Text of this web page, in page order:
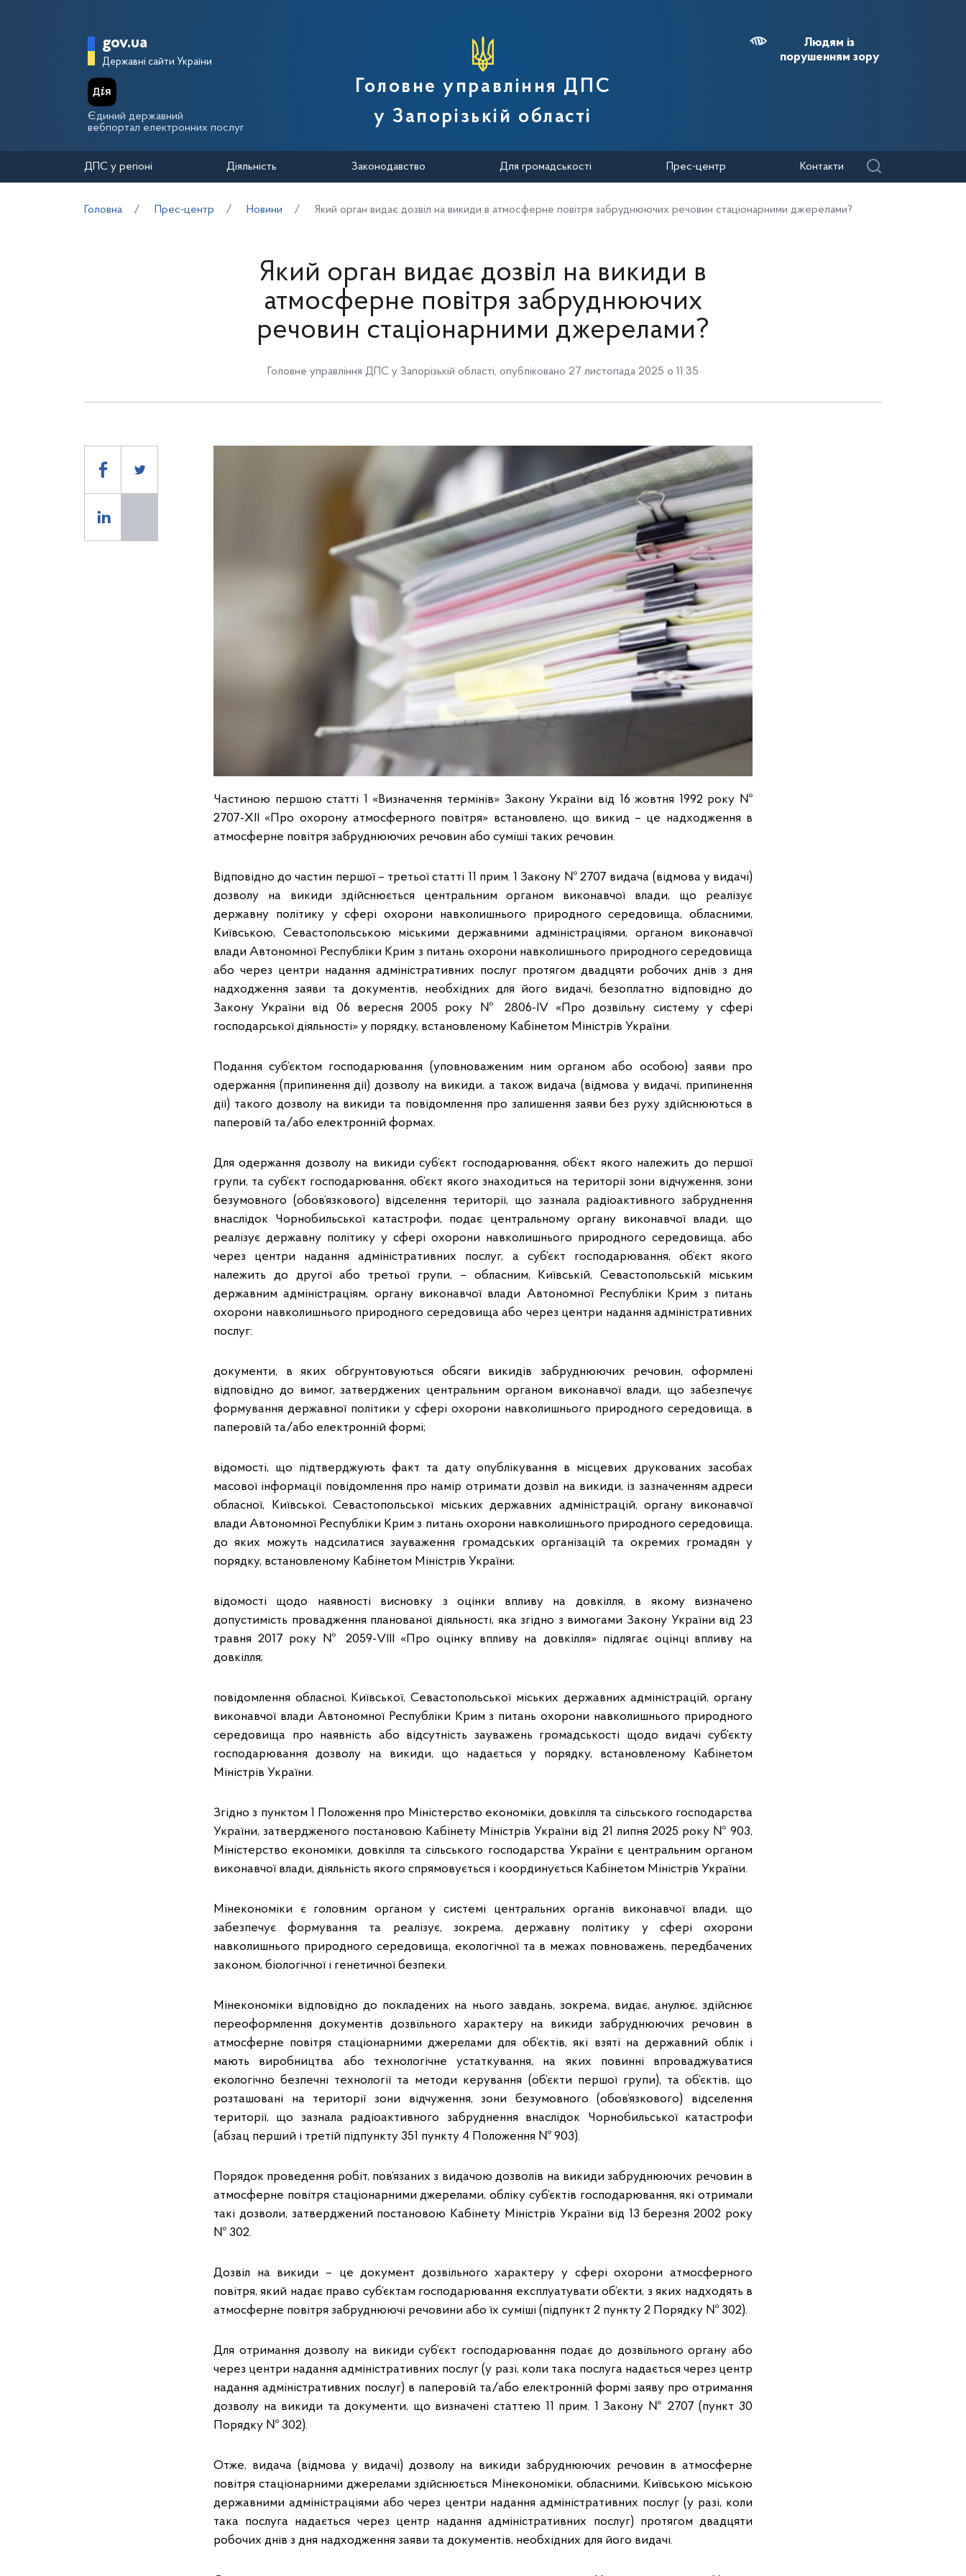
Головна сторінка Державної податкової служби України
gov.ua
Державні сайти України
Єдиний державний
вебпортал електронних послуг
Головне управління ДПС
у Запорізькій області
Людям із
порушенням зору
ДПС у регіоні Діяльність Законодавство Для громадськості Прес-центр Контакти
Головна Прес-центр Новини Який орган видає дозвіл на викиди в атмосферне повітря забруднюючих речовин стаціонарними джерелами?
Який орган видає дозвіл на викиди в
атмосферне повітря забруднюючих
речовин стаціонарними джерелами?
Головне управління ДПС у Запорізькій області, опубліковано 27 листопада 2025 о 11:35
Частиною першою статті 1 «Визначення термінів» Закону України від 16 жовтня 1992 року №
2707-ХІІ «Про охорону атмосферного повітря» встановлено, що викид – це надходження в
атмосферне повітря забруднюючих речовин або суміші таких речовин.
Відповідно до частин першої – третьої статті 11 прим. 1 Закону № 2707 видача (відмова у видачі)
дозволу на викиди здійснюється центральним органом виконавчої влади, що реалізує
державну політику у сфері охорони навколишнього природного середовища, обласними,
Київською, Севастопольською міськими державними адміністраціями, органом виконавчої
влади Автономної Республіки Крим з питань охорони навколишнього природного середовища
або через центри надання адміністративних послуг протягом двадцяти робочих днів з дня
надходження заяви та документів, необхідних для його видачі, безоплатно відповідно до
Закону України від 06 вересня 2005 року № 2806-IV «Про дозвільну систему у сфері
господарської діяльності» у порядку, встановленому Кабінетом Міністрів України.
Подання суб’єктом господарювання (уповноваженим ним органом або особою) заяви про
одержання (припинення дії) дозволу на викиди, а також видача (відмова у видачі, припинення
дії) такого дозволу на викиди та повідомлення про залишення заяви без руху здійснюються в
паперовій та/або електронній формах.
Для одержання дозволу на викиди суб’єкт господарювання, об’єкт якого належить до першої
групи, та суб’єкт господарювання, об’єкт якого знаходиться на території зони відчуження, зони
безумовного (обов’язкового) відселення території, що зазнала радіоактивного забруднення
внаслідок Чорнобильської катастрофи, подає центральному органу виконавчої влади, що
реалізує державну політику у сфері охорони навколишнього природного середовища, або
через центри надання адміністративних послуг, а суб’єкт господарювання, об’єкт якого
належить до другої або третьої групи, – обласним, Київській, Севастопольській міським
державним адміністраціям, органу виконавчої влади Автономної Республіки Крим з питань
охорони навколишнього природного середовища або через центри надання адміністративних
послуг:
документи, в яких обґрунтовуються обсяги викидів забруднюючих речовин, оформлені
відповідно до вимог, затверджених центральним органом виконавчої влади, що забезпечує
формування державної політики у сфері охорони навколишнього природного середовища, в
паперовій та/або електронній формі;
відомості, що підтверджують факт та дату опублікування в місцевих друкованих засобах
масової інформації повідомлення про намір отримати дозвіл на викиди, із зазначенням адреси
обласної, Київської, Севастопольської міських державних адміністрацій, органу виконавчої
влади Автономної Республіки Крим з питань охорони навколишнього природного середовища,
до яких можуть надсилатися зауваження громадських організацій та окремих громадян у
порядку, встановленому Кабінетом Міністрів України;
відомості щодо наявності висновку з оцінки впливу на довкілля, в якому визначено
допустимість провадження планованої діяльності, яка згідно з вимогами Закону України від 23
травня 2017 року № 2059-VIII «Про оцінку впливу на довкілля» підлягає оцінці впливу на
довкілля;
повідомлення обласної, Київської, Севастопольської міських державних адміністрацій, органу
виконавчої влади Автономної Республіки Крим з питань охорони навколишнього природного
середовища про наявність або відсутність зауважень громадськості щодо видачі суб’єкту
господарювання дозволу на викиди, що надається у порядку, встановленому Кабінетом
Міністрів України.
Згідно з пунктом 1 Положення про Міністерство економіки, довкілля та сільського господарства
України, затвердженого постановою Кабінету Міністрів України від 21 липня 2025 року № 903,
Міністерство економіки, довкілля та сільського господарства України є центральним органом
виконавчої влади, діяльність якого спрямовується і координується Кабінетом Міністрів України.
Мінекономіки є головним органом у системі центральних органів виконавчої влади, що
забезпечує формування та реалізує, зокрема, державну політику у сфері охорони
навколишнього природного середовища, екологічної та в межах повноважень, передбачених
законом, біологічної і генетичної безпеки.
Мінекономіки відповідно до покладених на нього завдань, зокрема, видає, анулює, здійснює
переоформлення документів дозвільного характеру на викиди забруднюючих речовин в
атмосферне повітря стаціонарними джерелами для об’єктів, які взяті на державний облік і
мають виробництва або технологічне устаткування, на яких повинні впроваджуватися
екологічно безпечні технології та методи керування (об’єкти першої групи), та об’єктів, що
розташовані на території зони відчуження, зони безумовного (обов’язкового) відселення
території, що зазнала радіоактивного забруднення внаслідок Чорнобильської катастрофи
(абзац перший і третій підпункту 351 пункту 4 Положення № 903).
Порядок проведення робіт, пов’язаних з видачою дозволів на викиди забруднюючих речовин в
атмосферне повітря стаціонарними джерелами, обліку суб’єктів господарювання, які отримали
такі дозволи, затверджений постановою Кабінету Міністрів України від 13 березня 2002 року
№ 302.
Дозвіл на викиди – це документ дозвільного характеру у сфері охорони атмосферного
повітря, який надає право суб’єктам господарювання експлуатувати об’єкти, з яких надходять в
атмосферне повітря забруднюючі речовини або їх суміші (підпункт 2 пункту 2 Порядку № 302).
Для отримання дозволу на викиди суб’єкт господарювання подає до дозвільного органу або
через центри надання адміністративних послуг (у разі, коли така послуга надається через центр
надання адміністративних послуг) в паперовій та/або електронній формі заяву про отримання
дозволу на викиди та документи, що визначені статтею 11 прим. 1 Закону № 2707 (пункт 30
Порядку № 302).
Отже, видача (відмова у видачі) дозволу на викиди забруднюючих речовин в атмосферне
повітря стаціонарними джерелами здійснюється Мінекономіки, обласними, Київською міською
державними адміністраціями або через центри надання адміністративних послуг (у разі, коли
така послуга надається через центр надання адміністративних послуг) протягом двадцяти
робочих днів з дня надходження заяви та документів, необхідних для його видачі.